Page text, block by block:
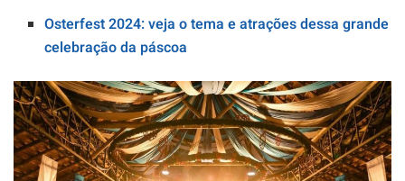
Osterfest 2024: veja o tema e atrações dessa grande
celebração da páscoa